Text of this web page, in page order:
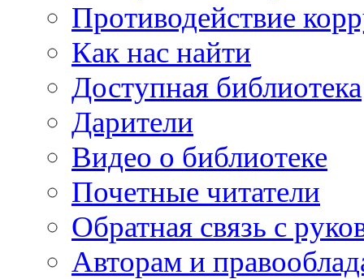
Противодействие
Как нас найти
Доступная библиотека
Дарители
Видео о библиотеке
Почетные читатели
Обратная связь с
Авторам и